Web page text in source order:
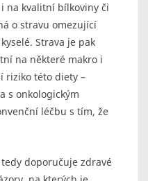
na kvalitní bílkoviny či
o stravu omezující
Strava je pak
na některé makro i
riziko této diety –
s onkologickým
léčbu s tím, že
doporučuje zdravé